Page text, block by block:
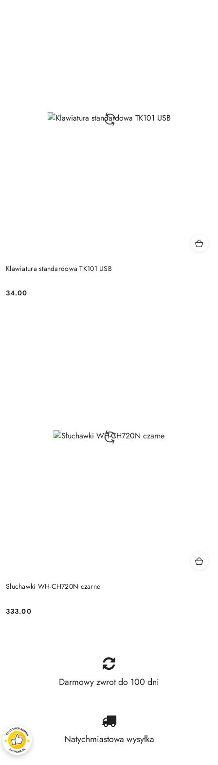
Klawiatura standardowa TK101 USB
Price:
34.00
Słuchawki WH-CH720N czarne
Price:
333.00
Darmowy zwrot do 100 dni
Natychmiastowa wysyłka